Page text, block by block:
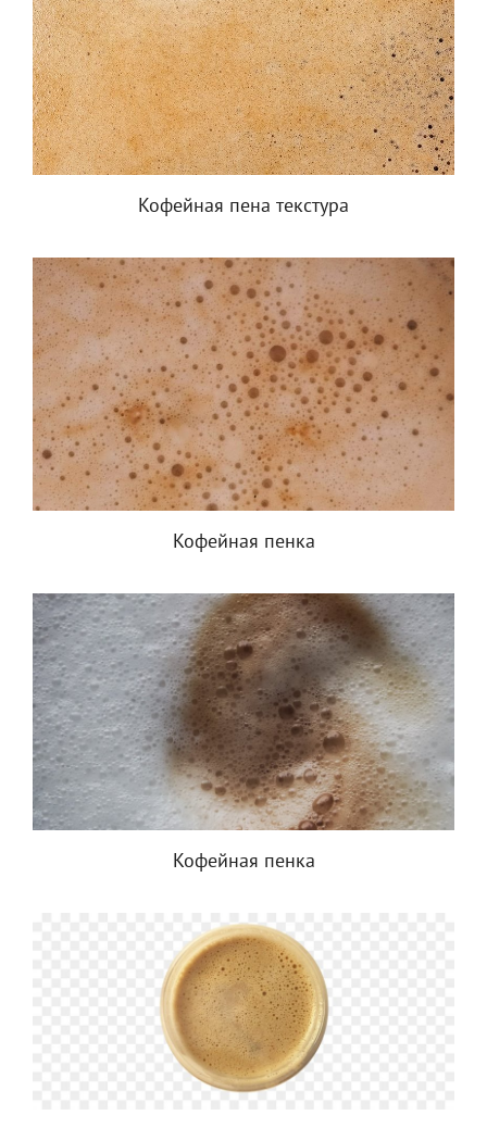
Кофейная пена текстура
Кофейная пенка
Кофейная пенка